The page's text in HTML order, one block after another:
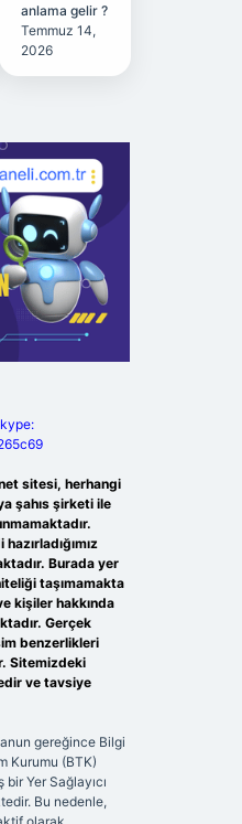
anlama gelir ?
Temmuz 14,
2026
sitesi, herhangi
şahıs şirketi ile
Burada yer
taşımamakta
kişiler hakkında
Gerçek
benzerlikleri
Sitemizdeki
ve tavsiye
gereğince Bilgi
Kurumu (BTK)
bir Yer Sağlayıcı
Bu nedenle,